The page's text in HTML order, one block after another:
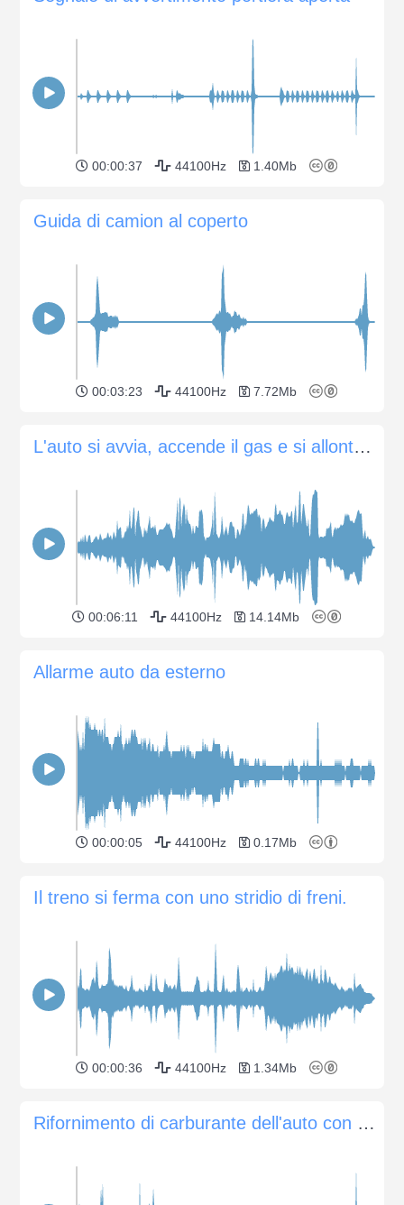
00:00:37 44100Hz 1.40Mb
Guida di camion al coperto
00:03:23 44100Hz 7.72Mb
L'auto si avvia, accende il gas e si allontana
00:06:11 44100Hz 14.14Mb
Allarme auto da esterno
00:00:05 44100Hz 0.17Mb
Il treno si ferma con uno stridio di freni.
00:00:36 44100Hz 1.34Mb
Rifornimento di carburante dell'auto con benzina